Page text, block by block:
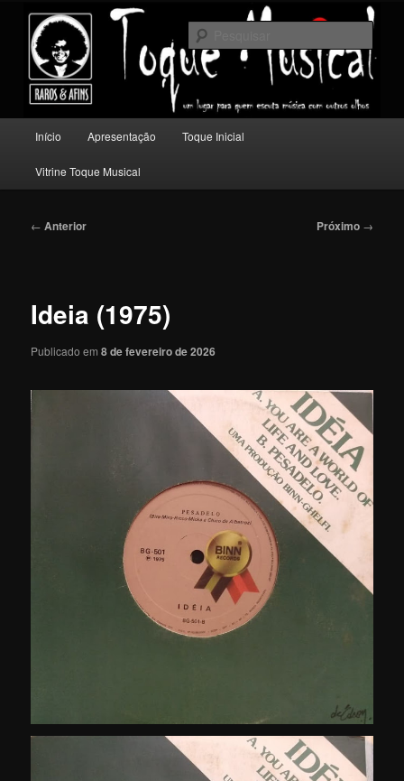
conteúdo
principalToque Musical
Um lugar para quem escuta música com outros olhos.
principal
Início Apresentação Toque Inicial
Vitrine Toque Musical
Navegação
← Anterior Próximo →
Ideia (1975)
Publicado em8 de fevereiro de 2026